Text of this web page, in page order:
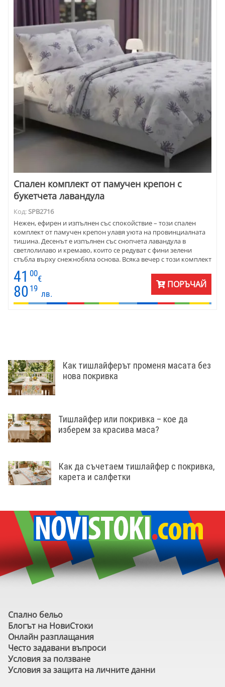
Спален комплект от памучен крепон с
букетчета лавандула
Код:SPB2716
Нежен, ефирен и изпълнен със спокойствие – този спален
комплект от памучен крепон улавя уюта на провинциалната
тишина. Десенът е изпълнен със снопчета лавандула в
светлолилаво и кремаво, които се редуват с фини зелени
стъбла върху снежнобяла основа. Всяка вечер с този комплект
е като разходка из ароматно поле в ранна лятна утрин.
41 00
€
80 19
лв.
ПОРЪЧАЙ
Как тишлайферът променя масата без
нова покривка
Тишлайфер или покривка – кое да
изберем за красива маса?
Как да съчетаем тишлайфер с покривка,
карета и салфетки
Спално бельо
Блогът на НовиСтоки
Онлайн разплащания
Често задавани въпроси
Условия за ползване
Условия за защита на личните данни